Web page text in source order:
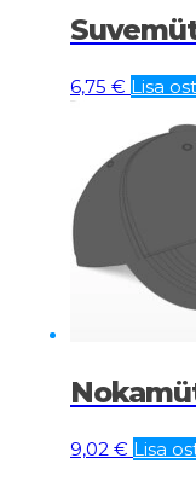
6,75 € Lisa
9,02 € Lisa